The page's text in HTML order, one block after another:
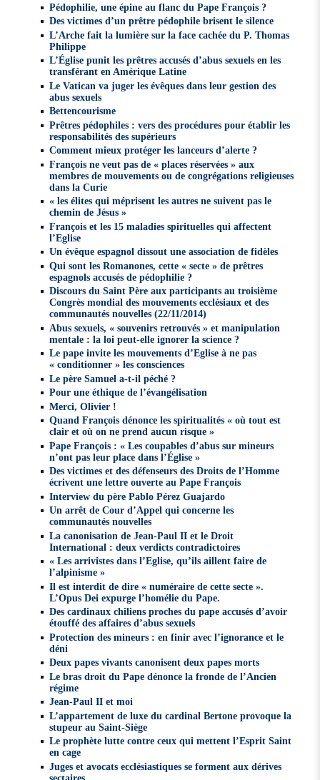
Pédophilie, une épine au flanc du Pape François ?
Des victimes d’un prêtre pédophile brisent le silence
L’Arche fait la lumière sur la face cachée du P. Thomas
Philippe
L’Église punit les prêtres accusés d’abus sexuels en les
transférant en Amérique Latine
Le Vatican va juger les évêques dans leur gestion des
abus sexuels
Bettencourisme
Prêtres pédophiles : vers des procédures pour établir les
responsabilités des supérieurs
Comment mieux protéger les lanceurs d’alerte ?
François ne veut pas de « places réservées » aux
membres de mouvements ou de congrégations religieuses
dans la Curie
« les élites qui méprisent les autres ne suivent pas le
chemin de Jésus »
François et les 15 maladies spirituelles qui affectent
l’Eglise
Un évêque espagnol dissout une association de fidèles
Qui sont les Romanones, cette « secte » de prêtres
espagnols accusés de pédophilie ?
Discours du Saint Père aux participants au troisième
Congrès mondial des mouvements ecclésiaux et des
communautés nouvelles (22/11/2014)
Abus sexuels, « souvenirs retrouvés » et manipulation
mentale : la loi peut-elle ignorer la science ?
Le pape invite les mouvements d’Eglise à ne pas
« conditionner » les consciences
Le père Samuel a-t-il péché ?
Pour une éthique de l’évangélisation
Merci, Olivier !
Quand François dénonce les spiritualités « où tout est
clair et où on ne prend aucun risque »
Pape François : « Les coupables d’abus sur mineurs
n’ont pas leur place dans l’Église »
Des victimes et des défenseurs des Droits de l’Homme
écrivent une lettre ouverte au Pape François
Interview du père Pablo Pérez Guajardo
Un arrêt de Cour d’Appel qui concerne les
communautés nouvelles
La canonisation de Jean-Paul II et le Droit
International : deux verdicts contradictoires
« Les arrivistes dans l’Eglise, qu’ils aillent faire de
l’alpinisme »
Il est interdit de dire « numéraire de cette secte ».
L’Opus Dei expurge l’homélie du Pape.
Des cardinaux chiliens proches du pape accusés d’avoir
étouffé des affaires d’abus sexuels
Protection des mineurs : en finir avec l’ignorance et le
déni
Deux papes vivants canonisent deux papes morts
Le bras droit du Pape dénonce la fronde de l’Ancien
régime
Jean-Paul II et moi
L’appartement de luxe du cardinal Bertone provoque la
stupeur au Saint-Siège
Le prophète lutte contre ceux qui mettent l’Esprit Saint
en cage
Juges et avocats ecclésiastiques se forment aux dérives
sectaires